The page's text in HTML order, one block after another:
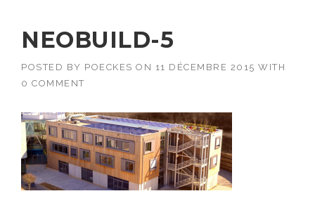
NEOBUILD-5
POSTED BY POECKES ON 11 DÉCEMBRE 2015 WITH
0 COMMENT